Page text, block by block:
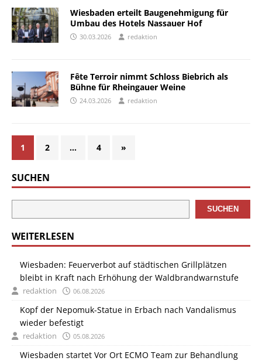
Wiesbaden erteilt Baugenehmigung für
Umbau des Hotels Nassauer Hof
30.03.2026 redaktion
Fête Terroir nimmt Schloss Biebrich als
Bühne für Rheingauer Weine
24.03.2026 redaktion
1 2 … 4 »
SUCHEN
SUCHEN
WEITERLESEN
Wiesbaden: Feuerverbot auf städtischen Grillplätzen
bleibt in Kraft nach Erhöhung der Waldbrandwarnstufe
redaktion 06.08.2026
Kopf der Nepomuk-Statue in Erbach nach Vandalismus
wieder befestigt
redaktion 05.08.2026
Wiesbaden startet Vor Ort ECMO Team zur Behandlung